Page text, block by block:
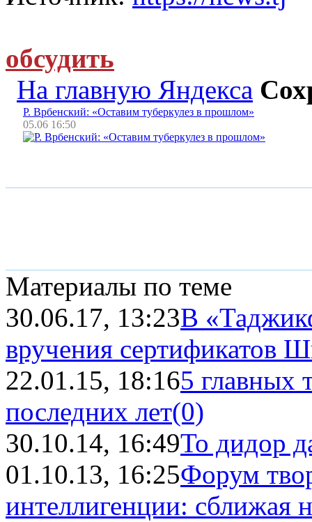
обсудить
На главную Яндекса
Р. Врбенский: «Оставим туберкулез в прошлом»
05.06 16:50
Материалы по теме
30.06.17, 13:23В
вручения сертификатов
22.01.15, 18:165 главных
последних лет(0)
30.10.14, 16:49То дидор
01.10.13, 16:25Форум
интеллигенции: сближая